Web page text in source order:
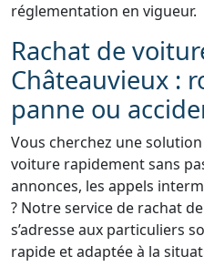
réglementation en vigueur.
Rachat de
Châteauvieux :
panne ou
Vous cherchez une
voiture rapidement sans
annonces, les appels
? Notre service de rachat
s’adresse aux particuliers
rapide et adaptée à la